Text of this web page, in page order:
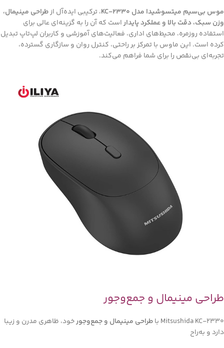
موس بی‌سیم میتسوشیدا مدل KC-2330 ، ترکیبی ایده‌آل ازطراحی مینیمال،
وزن سبک، دقت بالا و عملکرد پایداراست که آن را به گزینه‌ای عالی برای
استفاده روزمره، محیط‌های اداری، فعالیت‌های آموزشی و کاربران لپ‌تاپ تبدیل
کرده است. این ماوس با تمرکز بر راحتی، کنترل روان و سازگاری گسترده،
تجربه‌ای بی‌نقص را برای شما فراهم می‌کند.
طراحی مینیمال و جمع‌وجور
Mitsushida KC-2330 با طراحی مینیمال و جمع‌وجورخود، ظاهری مدرن و زیبا
دارد و به‌راح